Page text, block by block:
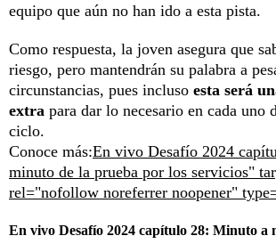
equipo que aún no han ido a esta pista.
Como respuesta, la joven asegura que
riesgo, pero mantendrán su palabra a
circunstancias, pues incluso esta será
extra para dar lo necesario en cada uno
ciclo.
Conoce más:En vivo Desafío 2024
minuto de la prueba por los servicios"
rel="nofollow noreferrer noopener"
En vivo Desafío 2024 capítulo 28: Minuto a